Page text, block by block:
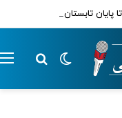
تابستان 1405
تغییر پوسته